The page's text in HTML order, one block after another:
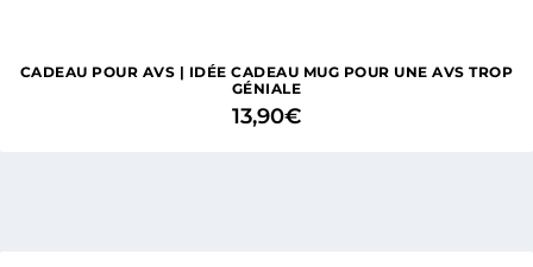
CADEAU POUR AVS | IDÉE CADEAU MUG POUR UNE AVS TROP
GÉNIALE
13,90€